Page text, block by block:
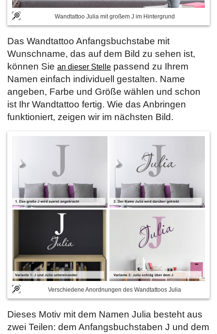
Wandtattoo Julia mit großem J im Hintergrund
Das Wandtattoo Anfangsbuchstabe mit
Wunschname, das auf dem Bild zu sehen ist,
können Sie an dieser Stelle passend zu Ihrem
Namen einfach individuell gestalten. Name
angeben, Farbe und Größe wählen und schon
ist Ihr Wandtattoo fertig. Wie das Anbringen
funktioniert, zeigen wir im nächsten Bild.
Verschiedene Anordnungen des Wandtattoos Julia
Dieses Motiv mit dem Namen Julia besteht aus
zwei Teilen: dem Anfangsbuchstaben J und dem